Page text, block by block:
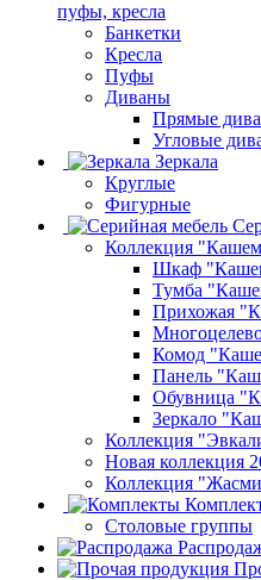
пуфы, кресла
Банкетки
Кресла
Пуфы
Диваны
Прямые
Угловые
Зеркала
Круглые
Фигурные
Коллекция
Шкаф
Тумба
Прихожая
Комод
Панель
Обувница
Зеркало
Коллекция
Новая коллекция
Коллекция
Столовые группы